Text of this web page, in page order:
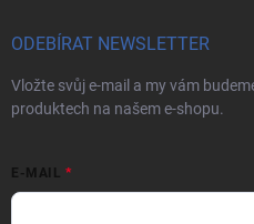
ODEBÍRAT NEWSLETTER
Vložte svůj e-mail a my vám
produktech na našem e-shopu.
E-MAIL